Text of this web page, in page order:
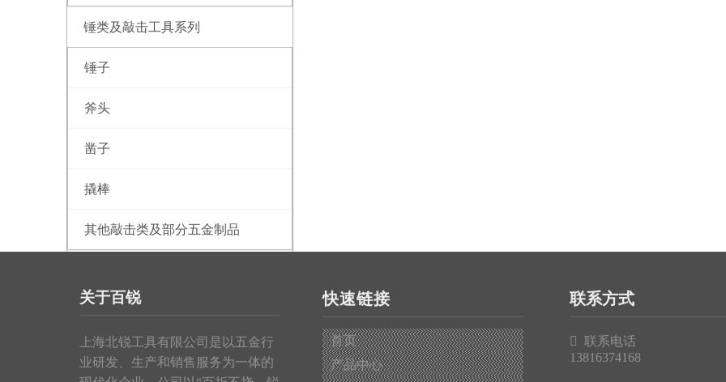
锤类及敲击工具系列
锤子
斧头
凿子
撬棒
其他敲击类及部分五金制品
皮卷尺
关于百锐
上海北锐工具有限公司是以五金行
业研发、生产和销售服务为一体的
快速链接
首页
产品中心
联系方式

联系电话
13816374168